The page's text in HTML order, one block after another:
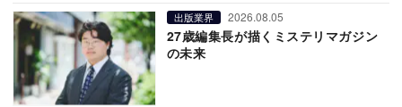
出版業界 2026.08.05
27歳編集長が描くミステリマガジン
の未来